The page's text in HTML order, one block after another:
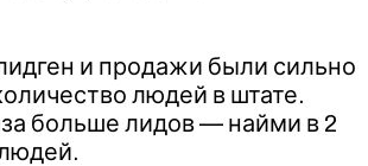
и продажи были сильно
людей в штате.
больше лидов — найми в 2